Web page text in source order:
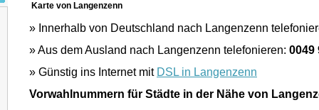
Karte von Langenzenn
» Innerhalb von Deutschland nach Langenzenn
» Aus dem Ausland nach Langenzenn telefonieren: 0049
» Günstig ins Internet mit DSL in Langenzenn
Vorwahlnummern für Städte in der Nähe von